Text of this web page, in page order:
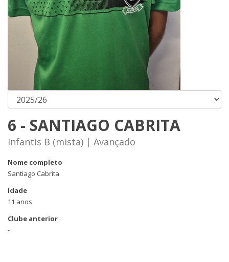
6 - SANTIAGO CABRITA
Infantis B (mista) | Avançado
Nome completo
Santiago Cabrita
Idade
11 anos
Clube anterior
-